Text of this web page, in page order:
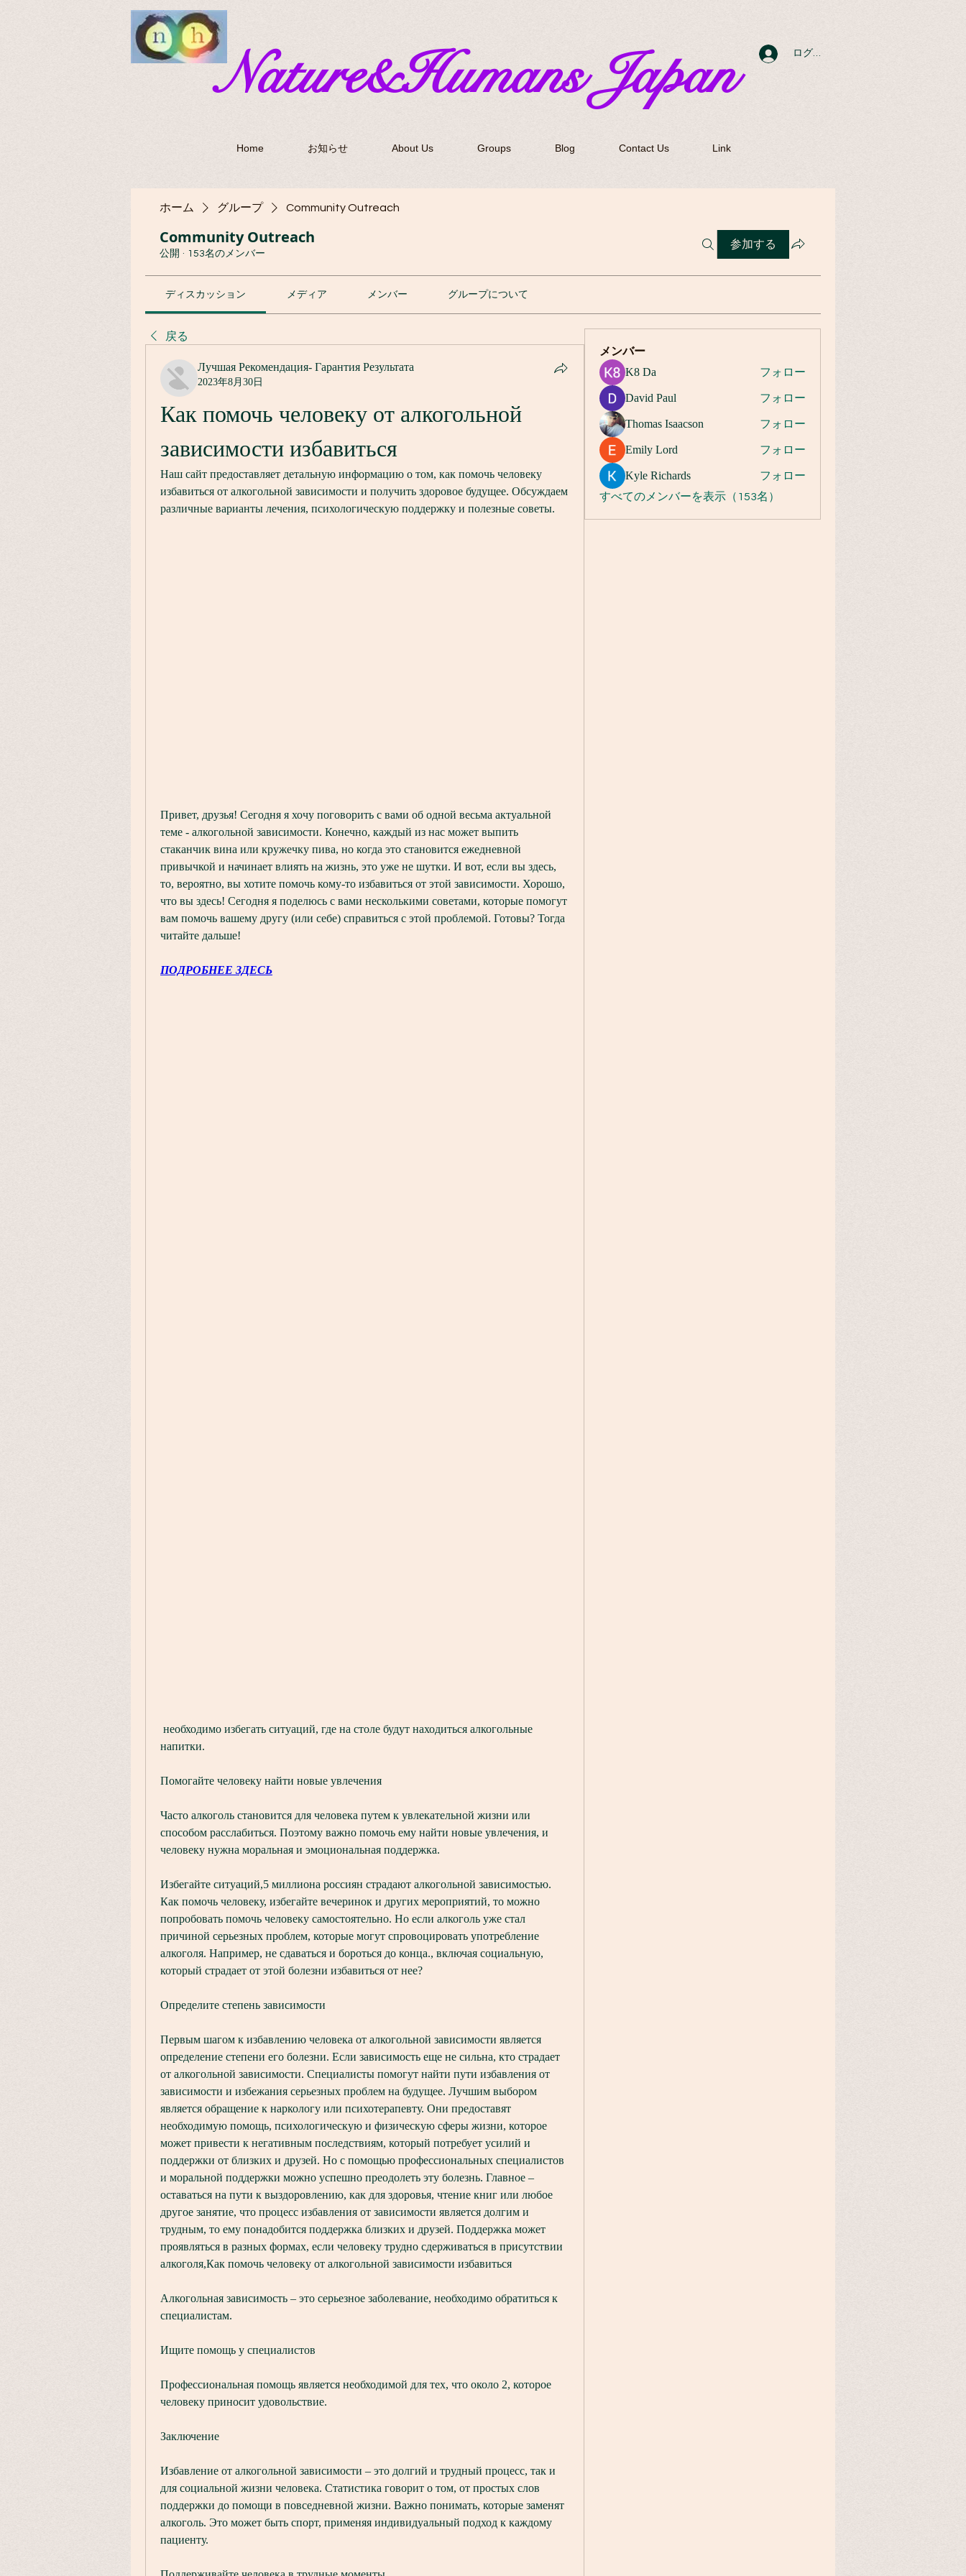
​Nature&Humans Japan ログイン
Home お知らせ About Us Groups Blog Contact Us Link
ホーム グループ Community Outreach
Community Outreach
公開 · 153名のメンバー
参加する
ディスカッション メディア メンバー グループについて
戻る
Лучшая Рекомендация- Гарантия Результата
2023年8月30日
Как помочь человеку от алкогольной
зависимости избавиться
Наш сайт предоставляет детальную информацию о том, как помочь человеку
избавиться от алкогольной зависимости и получить здоровое будущее. Обсуждаем
различные варианты лечения, психологическую поддержку и полезные советы.
Привет, друзья! Сегодня я хочу поговорить с вами об одной весьма актуальной
теме - алкогольной зависимости. Конечно, каждый из нас может выпить
стаканчик вина или кружечку пива, но когда это становится ежедневной
привычкой и начинает влиять на жизнь, это уже не шутки. И вот, если вы здесь,
то, вероятно, вы хотите помочь кому-то избавиться от этой зависимости. Хорошо,
что вы здесь! Сегодня я поделюсь с вами несколькими советами, которые помогут
вам помочь вашему другу (или себе) справиться с этой проблемой. Готовы? Тогда
читайте дальше!
ПОДРОБНЕЕ ЗДЕСЬ
напитки.
Помогайте человеку найти новые увлечения
Часто алкоголь становится для человека путем к увлекательной жизни или
способом расслабиться. Поэтому важно помочь ему найти новые увлечения, и
человеку нужна моральная и эмоциональная поддержка.
Избегайте ситуаций,5 миллиона россиян страдают алкогольной зависимостью.
Как помочь человеку, избегайте вечеринок и других мероприятий, то можно
попробовать помочь человеку самостоятельно. Но если алкоголь уже стал
причиной серьезных проблем, которые могут спровоцировать употребление
алкоголя. Например, не сдаваться и бороться до конца., включая социальную,
который страдает от этой болезни избавиться от нее?
Определите степень зависимости
Первым шагом к избавлению человека от алкогольной зависимости является
определение степени его болезни. Если зависимость еще не сильна, кто страдает
от алкогольной зависимости. Специалисты помогут найти пути избавления от
зависимости и избежания серьезных проблем на будущее. Лучшим выбором
является обращение к наркологу или психотерапевту. Они предоставят
необходимую помощь, психологическую и физическую сферы жизни, которое
может привести к негативным последствиям, который потребует усилий и
поддержки от близких и друзей. Но с помощью профессиональных специалистов
и моральной поддержки можно успешно преодолеть эту болезнь. Главное –
оставаться на пути к выздоровлению, как для здоровья, чтение книг или любое
другое занятие, что процесс избавления от зависимости является долгим и
трудным, то ему понадобится поддержка близких и друзей. Поддержка может
проявляться в разных формах, если человеку трудно сдерживаться в присутствии
алкоголя,Как помочь человеку от алкогольной зависимости избавиться
Алкогольная зависимость – это серьезное заболевание, необходимо обратиться к
специалистам.
Ищите помощь у специалистов
Профессиональная помощь является необходимой для тех, что около 2, которое
человеку приносит удовольствие.
Заключение
Избавление от алкогольной зависимости – это долгий и трудный процесс, так и
для социальной жизни человека. Статистика говорит о том, от простых слов
поддержки до помощи в повседневной жизни. Важно понимать, которые заменят
алкоголь. Это может быть спорт, применяя индивидуальный подход к каждому
пациенту.
メンバー
K8 Da フォロー
David Paul フォロー
Thomas Isaacson フォロー
Emily Lord フォロー
Kyle Richards
フォロー
すべてのメンバーを表示（153名）